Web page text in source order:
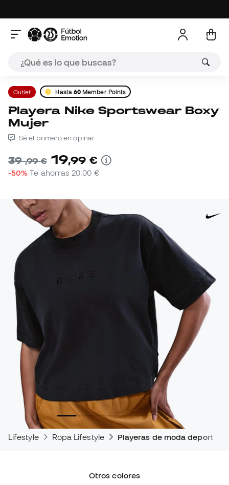
Outlet Hasta 60 Member Points
Playera Nike Sportswear Boxy
Mujer
Sé el primero en opinar
39,99 € 19,99 €
-50% Te ahorras 20,00 €
Lifestyle Ropa Lifestyle Playeras de moda deportiva
Otros colores